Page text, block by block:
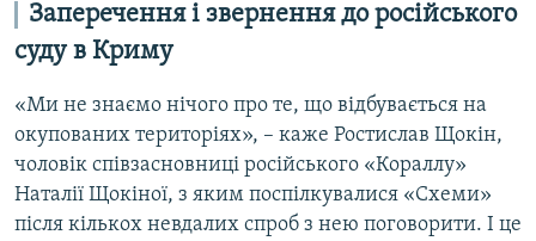
Заперечення і звернення до російського
суду в Криму
«Ми не знаємо нічого про те, що відбувається на
окупованих територіях», – каже Ростислав Щокін,
чоловік співзасновниці російського «Кораллу»
Наталії Щокіної, з яким поспілкувалися «Схеми»
після кількох невдалих спроб з нею поговорити. І це